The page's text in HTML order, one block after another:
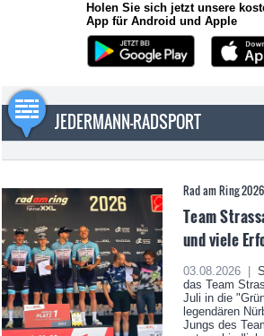
Holen Sie sich jetzt unsere
App für Android und Apple
JEDERMANN-RADSPORT
Rad am Ring
Team
und viele
03.08.2026 |
das Team
Juli in die
legendären
Jungs des